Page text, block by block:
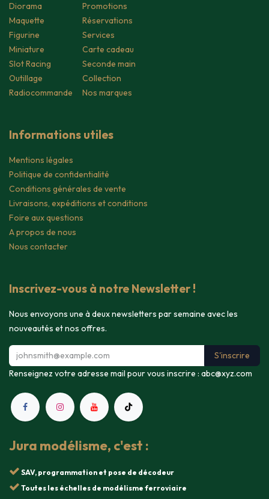
Diorama
Maquette
Figurine
Miniature
Slot Racing
Outillage
Radiocommande
Promotions
Réservations
Services
Carte cadeau
Seconde main
Collection
Nos marques
Informations utiles
Mentions légales
Politique de confidentialité
Conditions générales de vente
Livraisons, expéditions et conditions
Foire aux questions
A propos de nous
Nous contacter
Inscrivez-vous à notre Newsletter !
Nous envoyons une à deux newsletters par semaine avec les
nouveautés et nos offres.
S'inscrire
Renseignez votre adresse mail pour vous inscrire : abc@xyz.com
Jura modélisme, c'est :
SAV, programmation et pose de décodeur
Toutes les échelles de modélisme ferroviaire